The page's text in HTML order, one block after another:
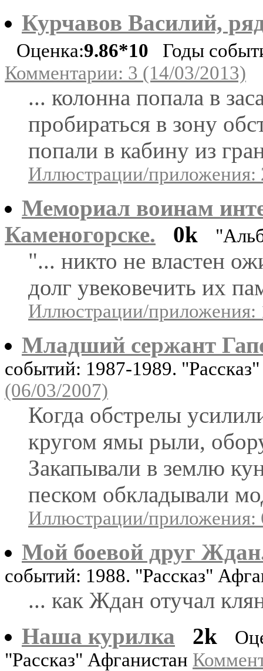
Курчавов Василий,
Оценка:9.86*10 Годы
Комментарии: 3 (14/03/2013)
... колонна попала в
пробираться в зону
попали в кабину из
Иллюстрации/приложения:
Мемориал воинам
Каменогорске.
0k
"... никто не властен
долг увековечить их
Иллюстрации/приложения:
Младший сержант
событий: 1987-1989.
(06/03/2007)
Когда обстрелы
кругом ямы рыли,
Закапывали в землю
песком обкладывали
Иллюстрации/приложения:
Мой боевой друг
событий: 1988. "Рассказ"
... как Ждан отучал
Наша курилка
2k
"Рассказ" Афганистан